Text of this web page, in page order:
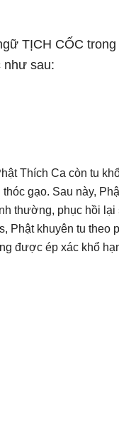
TỊCH CỐC
như sau:
Thích Ca còn tu
gạo. Sau này,
thường, phục hồi
Phật khuyên tu theo
được ép xác khổ